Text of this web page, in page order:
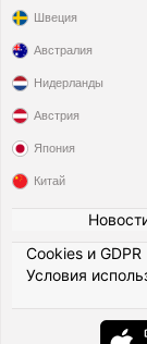
Швеция
Австралия
Нидерланды
Австрия
Япония
Китай
Cookies и GDPR
Условия